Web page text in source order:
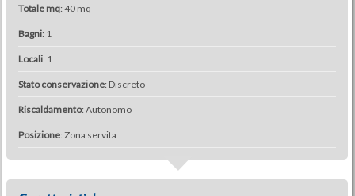
Totale mq: 40 mq
Bagni: 1
Locali: 1
Stato conservazione: Discreto
Riscaldamento: Autonomo
Posizione: Zona servita